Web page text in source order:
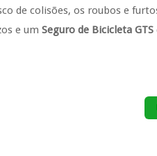
de colisões, os roubos e
e um Seguro de Bicicleta GTS